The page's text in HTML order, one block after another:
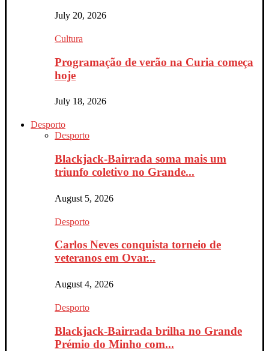
July 20, 2026
Cultura
Programação de verão na Curia começa
hoje
July 18, 2026
Desporto
Desporto
Blackjack-Bairrada soma mais um
triunfo coletivo no Grande...
August 5, 2026
Desporto
Carlos Neves conquista torneio de
veteranos em Ovar...
August 4, 2026
Desporto
Blackjack-Bairrada brilha no Grande
Prémio do Minho com...